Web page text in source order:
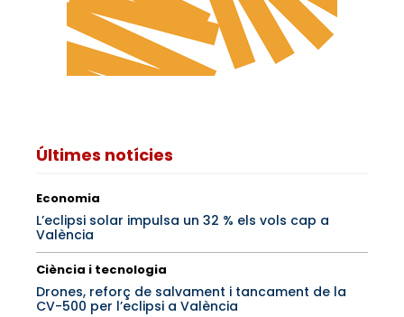
Últimes notícies
Economia
L’eclipsi solar impulsa un 32 % els vols cap a
València
Ciència i tecnologia
Drones, reforç de salvament i tancament de la
CV-500 per l’eclipsi a València